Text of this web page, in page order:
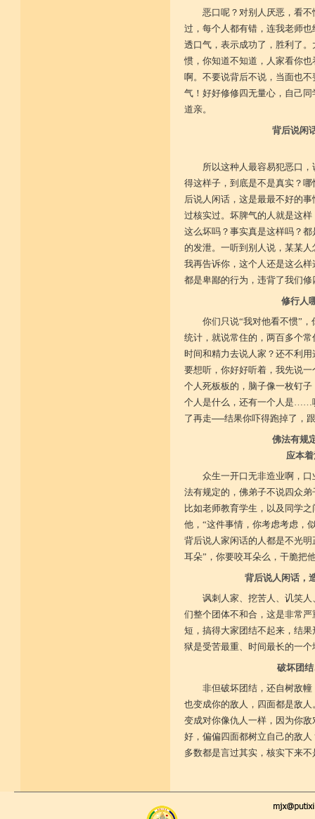
恶口呢？对别人厌恶，看
过，每个人都有错，连我老师
透口气，表示成功了，胜利了
惯，你知道不知道，人家看你
啊。不要说背后不说，当面也
气！好好修修四无量心，自己
道亲。
背后说闲
所以这种人最容易犯恶口
得这样子，到底是不是真实？
后说人闲话，这是最最不好的
过核实过。坏脾气的人就是这
这么坏吗？事实真是这样吗？
的发泄。一听到别人说，某某
我再告诉你，这个人还是这么
都是卑鄙的行为，违背了我们
修行人
你们只说“我对他看不惯”
统计，就说常住的，两百多个
时间和精力去说人家？还不利
要想听，你好好听着，我先说
个人死板板的，脑子像一枚钉
个人是什么，还有一个人是……
了再走──结果你吓得跑掉了，
佛法有规
应本
众生一开口无非造业啊，
法有规定的，佛弟子不说四众
比如老师教育学生，以及同学
他，“这件事情，你考虑考虑，
背后说人家闲话的人都是不光
耳朵”，你要咬耳朵么，干脆把
背后说人闲话，
讽刺人家、挖苦人、讥笑
们整个团体不和合，这是非常
短，搞得大家团结不起来，结
狱是受苦最重、时间最长的一
破坏团
非但破坏团结，还自树敌
也变成你的敌人，四面都是敌
变成对你像仇人一样，因为你
好，偏偏四面都树立自己的敌
多数都是言过其实，核实下来